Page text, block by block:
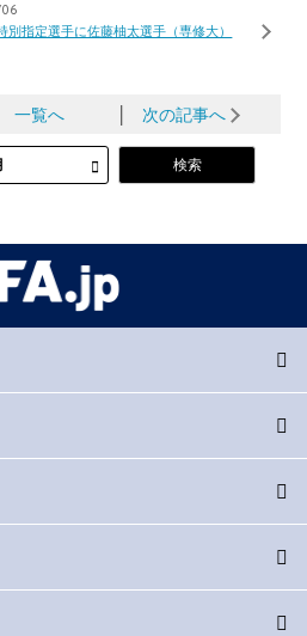
指定選手に佐藤柚太選手（専修大）
一覧へ 次の記事へ